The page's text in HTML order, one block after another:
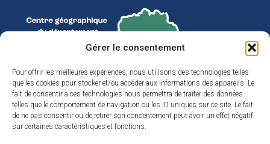
Gérer le consentement
Pour offrir les meilleures expériences, nous utilisons des technologies telles
que les cookies pour stocker et/ou accéder aux informations des appareils. Le
fait de consentir à ces technologies nous permettra de traiter des données
telles que le comportement de navigation ou les ID uniques sur ce site. Le fait
de ne pas consentir ou de retirer son consentement peut avoir un effet négatif
sur certaines caractéristiques et fonctions.